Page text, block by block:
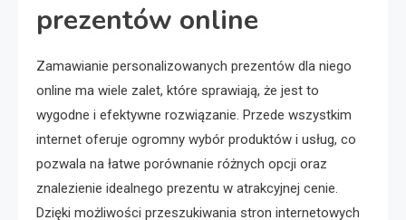
prezentów online
Zamawianie personalizowanych prezentów dla niego
online ma wiele zalet, które sprawiają, że jest to
wygodne i efektywne rozwiązanie. Przede wszystkim
internet oferuje ogromny wybór produktów i usług, co
pozwala na łatwe porównanie różnych opcji oraz
znalezienie idealnego prezentu w atrakcyjnej cenie.
Dzięki możliwości przeszukiwania stron internetowych